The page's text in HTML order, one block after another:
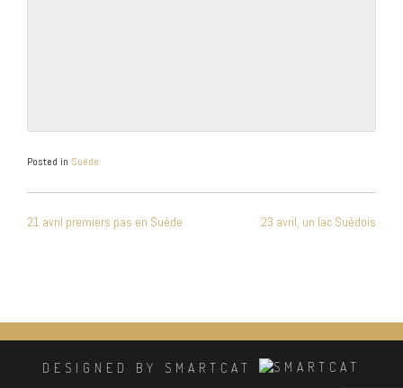
Posted in Suède
DE
21 avril premiers pas en Suède 23 avril, un lac Suèdois
DESIGNED BY SMARTCAT